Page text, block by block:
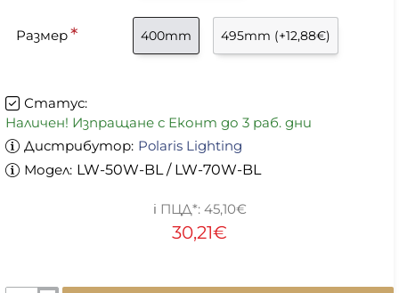
Статус:
Наличен! Изпращане с Еконт до 3 раб. дни
Дистрибутор: Polaris Lighting
Модел: LW-50W-BL / LW-70W-BL
30,21€
45,10€
Размер 400mm 495mm (+12,88€)